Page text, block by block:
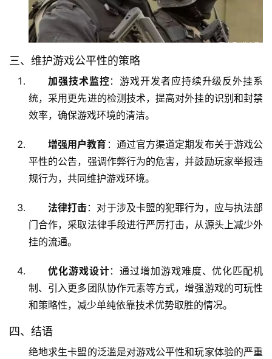
三、维护游戏公平性的策略
加强技术监控：游戏开发者应持续升级反外挂系
统，采用更先进的检测技术，提高对外挂的识别和封禁
效率，确保游戏环境的清洁。
增强用户教育 ：通过官方渠道定期发布关于游戏公
平性的公告，强调作弊行为的危害，并鼓励玩家举报违
规行为，共同维护游戏环境。
法律打击：对于涉及卡盟的犯罪行为，应与执法部
门合作，采取法律手段进行严厉打击，从源头上减少外
挂的流通。
优化游戏设计：通过增加游戏难度、优化匹配机
制、引入更多团队协作元素等方式，增强游戏的可玩性
和策略性，减少单纯依靠技术优势取胜的情况。
四、结语
绝地求生卡盟的泛滥是对游戏公平性和玩家体验的严重